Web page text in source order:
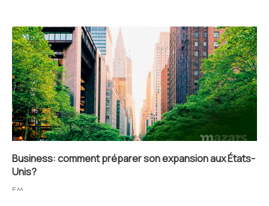
Business: comment préparer son expansion aux États-
Unis?
FM